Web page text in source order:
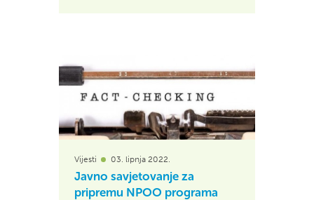
Vijesti 03. lipnja 2022.
Javno savjetovanje za
pripremu NPOO programa